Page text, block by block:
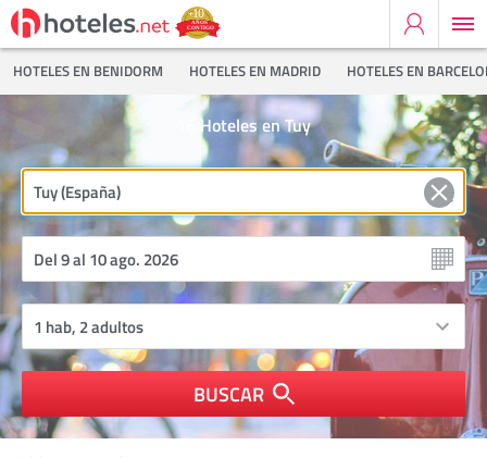
HOTELES EN BENIDORM HOTELES EN MADRID HOTELES EN
Hoteles en Tuy
BUSCAR